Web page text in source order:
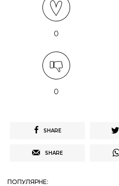
0
0
SHARE
SHARE
ПОПУЛЯРНЕ: